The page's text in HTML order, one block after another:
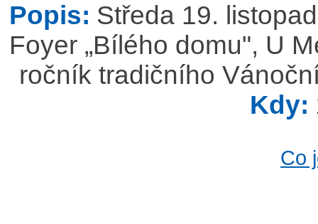
Popis: Středa 19.
Foyer „Bílého domu", U
ročník tradičního
Kdy:
Co